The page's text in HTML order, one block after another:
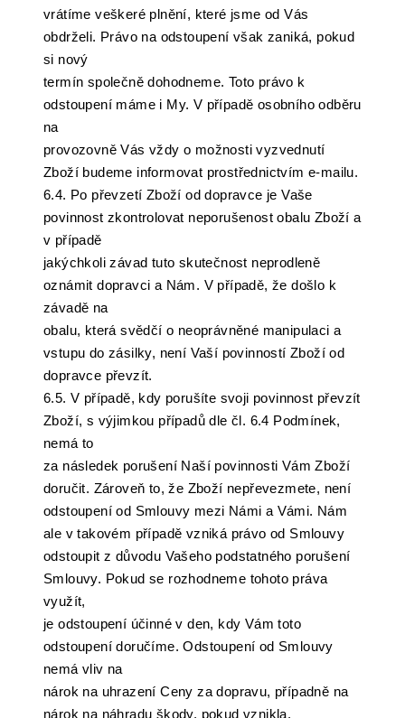
vrátíme veškeré plnění, které jsme od Vás
obdrželi. Právo na odstoupení však zaniká, pokud
si nový
termín společně dohodneme. Toto právo k
odstoupení máme i My. V případě osobního odběru
na
provozovně Vás vždy o možnosti vyzvednutí
Zboží budeme informovat prostřednictvím e-mailu.
6.4. Po převzetí Zboží od dopravce je Vaše
povinnost zkontrolovat neporušenost obalu Zboží a
v případě
jakýchkoli závad tuto skutečnost neprodleně
oznámit dopravci a Nám. V případě, že došlo k
závadě na
obalu, která svědčí o neoprávněné manipulaci a
vstupu do zásilky, není Vaší povinností Zboží od
dopravce převzít.
6.5. V případě, kdy porušíte svoji povinnost převzít
Zboží, s výjimkou případů dle čl. 6.4 Podmínek,
nemá to
za následek porušení Naší povinnosti Vám Zboží
doručit. Zároveň to, že Zboží nepřevezmete, není
odstoupení od Smlouvy mezi Námi a Vámi. Nám
ale v takovém případě vzniká právo od Smlouvy
odstoupit z důvodu Vašeho podstatného porušení
Smlouvy. Pokud se rozhodneme tohoto práva
využít,
je odstoupení účinné v den, kdy Vám toto
odstoupení doručíme. Odstoupení od Smlouvy
nemá vliv na
nárok na uhrazení Ceny za dopravu, případně na
nárok na náhradu škody, pokud vznikla.